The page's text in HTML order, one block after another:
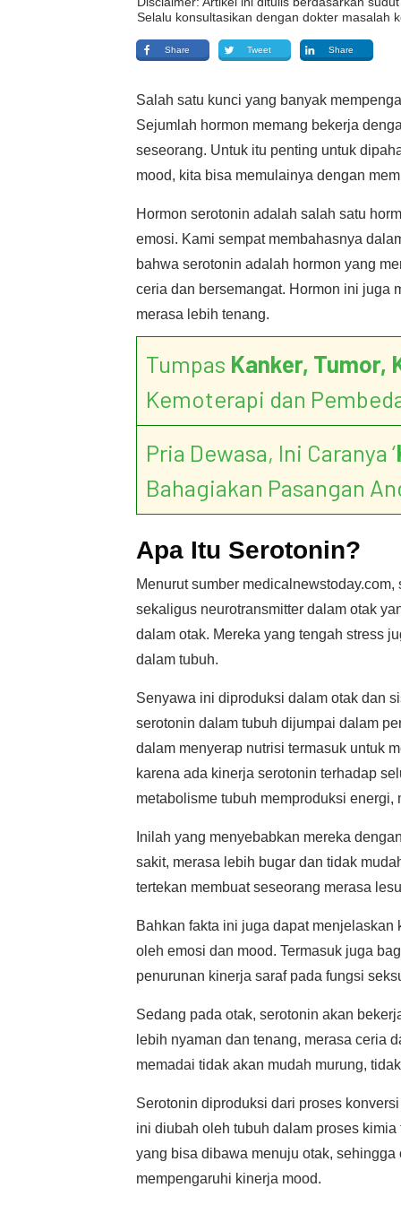
Selalu konsultasikan dengan dokter masalah
Share Tweet Share
Salah satu kunci yang banyak
Sejumlah hormon memang bekerja
seseorang. Untuk itu penting untuk
mood, kita bisa memulainya dengan
Hormon serotonin adalah salah satu
emosi. Kami sempat membahasnya
bahwa serotonin adalah hormon yang
ceria dan bersemangat. Hormon ini juga
merasa lebih tenang.
Tumpas Kanker, Tumor,
Kemoterapi dan
Pria Dewasa, Ini Caranya ‘
Bahagiakan Pasangan
Apa Itu Serotonin?
Menurut sumber
sekaligus neurotransmitter dalam otak
dalam otak. Mereka yang tengah stress
dalam tubuh.
Senyawa ini diproduksi dalam otak dan
serotonin dalam tubuh dijumpai dalam
dalam menyerap nutrisi termasuk untuk
karena ada kinerja serotonin terhadap
metabolisme tubuh memproduksi
Inilah yang menyebabkan mereka
sakit, merasa lebih bugar dan tidak
tertekan membuat seseorang merasa
Bahkan fakta ini juga dapat
oleh emosi dan mood. Termasuk juga
penurunan kinerja saraf pada fungsi
Sedang pada otak, serotonin akan
lebih nyaman dan tenang, merasa ceria
memadai tidak akan mudah murung,
Serotonin diproduksi dari proses
ini diubah oleh tubuh dalam proses
yang bisa dibawa menuju otak,
mempengaruhi kinerja mood.